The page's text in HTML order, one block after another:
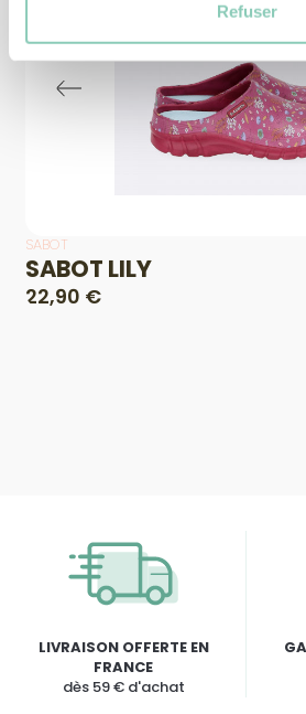
Refuser
SABOT
SABOT LILY
22,90 €
LIVRAISON OFFERTE EN
FRANCE
dès 59 € d'achat